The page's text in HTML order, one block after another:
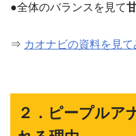
●全体のバランスを見て
⇒ カオナビの資料を見て
２．ピープルア